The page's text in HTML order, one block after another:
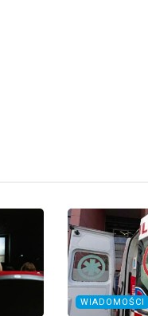
WIADOMOŚCI